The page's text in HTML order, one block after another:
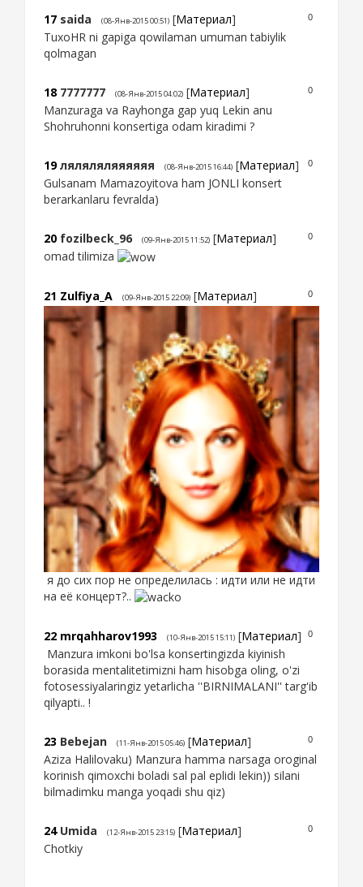
0
17 saida (08-Янв-2015 00:51) [Материал]
TuxoHR ni gapiga qowilaman umuman tabiylik
qolmagan
0
18 7777777 (08-Янв-2015 04:02) [Материал]
Manzuraga va Rayhonga gap yuq Lekin anu
Shohruhonni konsertiga odam kiradimi ?
0
19 ляляляляяяяяя (08-Янв-2015 16:44) [Материал]
Gulsanam Mamazoyitova ham JONLI konsert
berarkanlaru fevralda)
0
20 fozilbeck_96 (09-Янв-2015 11:52) [Материал]
omad tilimiza
0
21 Zulfiya_A (09-Янв-2015 22:09) [Материал]
я до сих пор не определилась : идти или не идти
на её концерт?..
0
22 mrqahharov1993 (10-Янв-2015 15:11) [Материал]
Manzura imkoni bo'lsa konsertingizda kiyinish
borasida mentalitetimizni ham hisobga oling, o'zi
fotosessiyalaringiz yetarlicha ''BIRNIMALANI'' targ'ib
qilyapti.. !
0
23 Bebejan (11-Янв-2015 05:46) [Материал]
Aziza Halilovaku) Manzura hamma narsaga oroginal
korinish qimoxchi boladi sal pal eplidi lekin)) silani
bilmadimku manga yoqadi shu qiz)
0
24 Umida (12-Янв-2015 23:15) [Материал]
Chotkiy